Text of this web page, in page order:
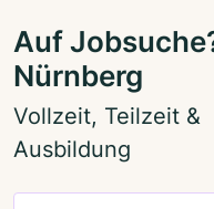
Auf
Nürnberg
Vollzeit, Teilzeit &
Ausbildung